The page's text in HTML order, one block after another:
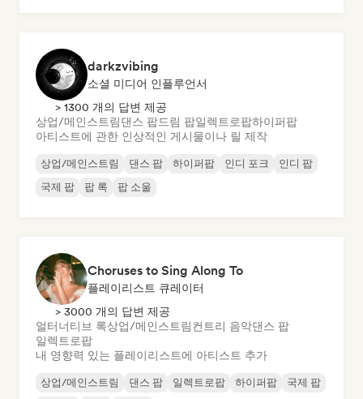
darkzvibing
소셜 미디어 인플루언서
> 1300 개의 답변 제공
상업/메인스트림댄스 팝드림 팝일렉트로팝하이퍼팝
아티스트에 관한 인상적인 게시물이나 릴 제작
상업/메인스트림 댄스 팝 하이퍼팝 인디 포크
인디 팝
국제 팝
팝 록 팝 소울
Choruses to Sing Along To
플레이리스트 큐레이터
> 3000 개의 답변 제공
얼터너티브 록상업/메인스트림컨트리 음악댄스 팝
일렉트로팝
내 영향력 있는 플레이리스트에 아티스트 추가
상업/메인스트림 댄스 팝 일렉트로팝 하이퍼팝
국제 팝